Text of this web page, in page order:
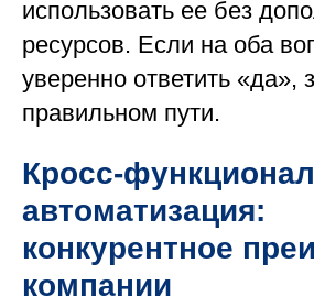
использовать ее без
ресурсов. Если на оба
уверенно ответить «да»,
правильном пути.
Кросс-
автоматизация:
конкурентное
компании